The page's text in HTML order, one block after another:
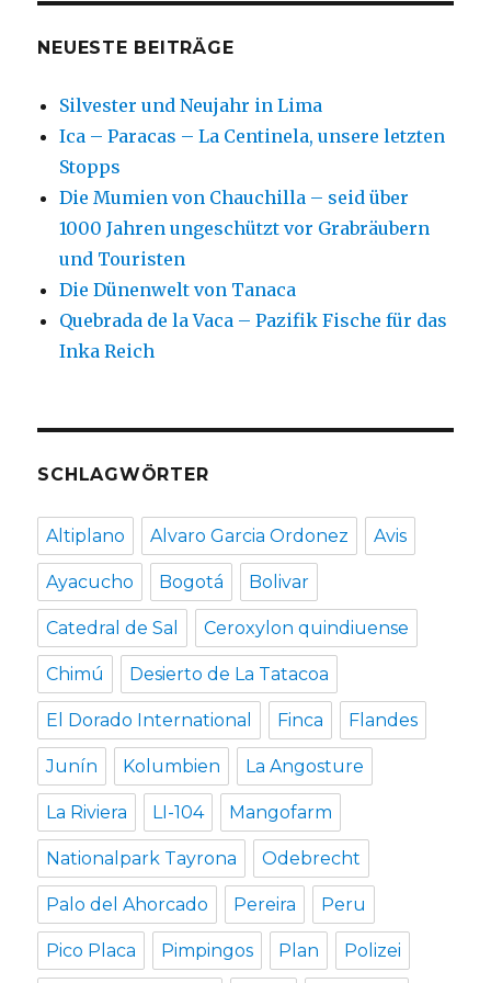
NEUESTE BEITRÄGE
Silvester und Neujahr in Lima
Ica – Paracas – La Centinela, unsere letzten
Stopps
Die Mumien von Chauchilla – seid über
1000 Jahren ungeschützt vor Grabräubern
und Touristen
Die Dünenwelt von Tanaca
Quebrada de la Vaca – Pazifik Fische für das
Inka Reich
SCHLAGWÖRTER
Altiplano Alvaro Garcia Ordonez Avis
Ayacucho Bogotá Bolivar
Catedral de Sal Ceroxylon quindiuense
Chimú Desierto de La Tatacoa
El Dorado International Finca Flandes
Junín Kolumbien La Angosture
La Riviera LI-104 Mangofarm
Nationalpark Tayrona Odebrecht
Palo del Ahorcado Pereira Peru
Pico Placa Pimpingos Plan Polizei